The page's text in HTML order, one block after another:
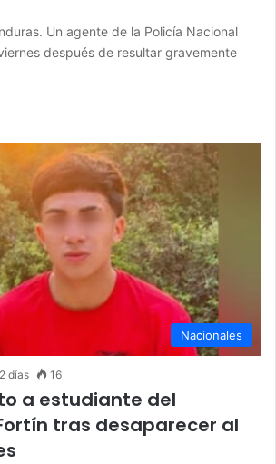
Un agente de la Policía Nacional
después de resultar gravemente
Nacionales
días 16
a estudiante del
tras desaparecer al